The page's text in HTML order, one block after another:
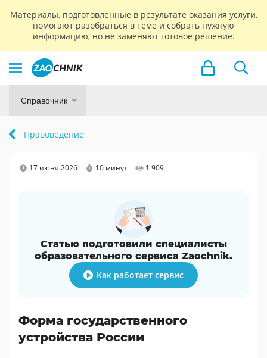
Материалы, подготовленные в результате оказания услуги,
помогают разобраться в теме и собрать нужную
информацию, но не заменяют готовое решение.
Справочник
Правоведение
17 июня 2026 10 минут 1 909
Статью подготовили специалисты
образовательного сервиса Zaochnik.
Как работает сервис
Форма государственного
устройства России